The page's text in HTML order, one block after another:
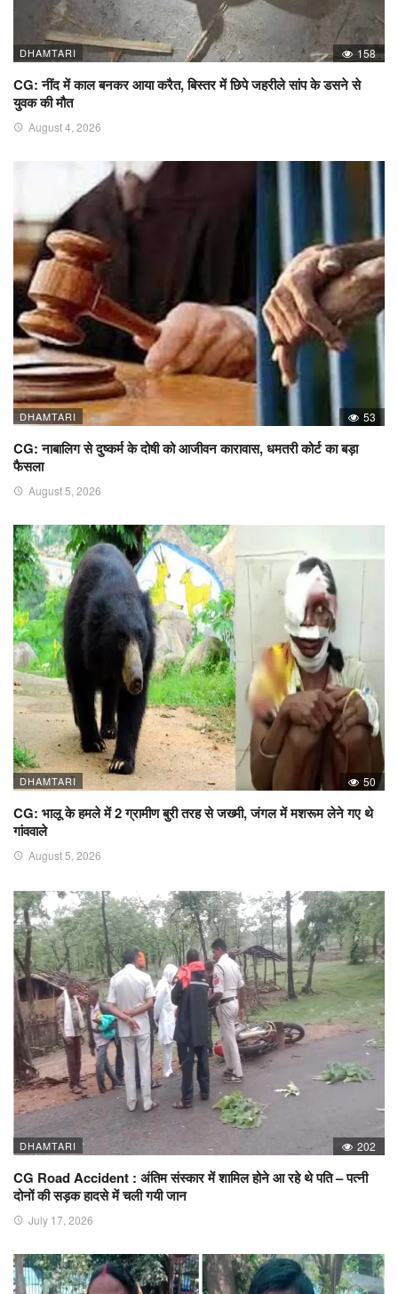
DHAMTARI 158
CG: नींद में काल बनकर आया करैत, बिस्तर में छिपे जहरीले सांप के डसने से
युवक की मौत
August 4, 2026
DHAMTARI 53
CG: नाबालिग से दुष्कर्म के दोषी को आजीवन कारावास, धमतरी कोर्ट का बड़ा
फैसला
August 5, 2026
DHAMTARI 50
CG: भालू के हमले में 2 ग्रामीण बुरी तरह से जख्मी, जंगल में मशरूम लेने गए थे
गांववाले
August 5, 2026
DHAMTARI 202
CG Road Accident : अंतिम संस्कार में शामिल होने आ रहे थे पति – पत्नी
दोनों की सड़क हादसे में चली गयी जान
July 17, 2026